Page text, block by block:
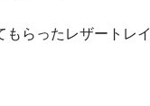
らったレザートレイ